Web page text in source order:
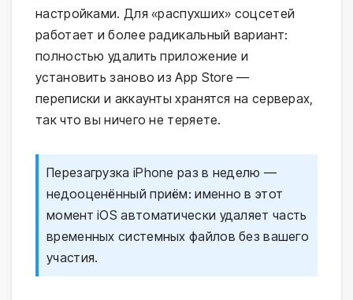
настройками. Для «распухших» соцсетей
работает и более радикальный вариант:
полностью удалить приложение и
установить заново из App Store —
переписки и аккаунты хранятся на серверах,
так что вы ничего не теряете.
Перезагрузка iPhone раз в неделю —
недооценённый приём: именно в этот
момент iOS автоматически удаляет часть
временных системных файлов без вашего
участия.